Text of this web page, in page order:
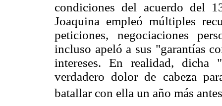
condiciones del acuerdo del
Joaquina empleó múltiples
peticiones, negociaciones
incluso apeló a sus "garantías
intereses. En realidad, dicha
verdadero dolor de cabeza
batallar con ella un año más